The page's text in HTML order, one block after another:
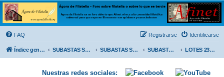
Ágora de Filatelia
Foro sobre filatelia o sobre lo que se tercie. Ágora de Filatelia es un foro abierto que Afinet
ofrece a la comunidad filatélica universal para que exprese libremente sus opiniones y
conocimientos
FAQ Identificarse
Registrarse
Índice general SUBASTAS SOLIDARIAS (In memoriam MENDOZA) SUBASTAS SOLIDARIAS 2025 y anteriores SUBASTAS SOLIDARIAS 2024 LOTES 23/11/2024
Nuestras redes sociales: